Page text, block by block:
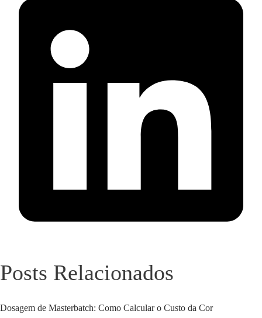
Posts Relacionados
Dosagem de Masterbatch: Como Calcular o Custo da Cor